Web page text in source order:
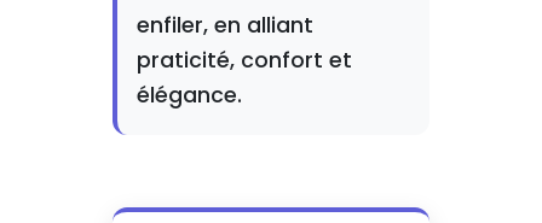
enfiler, en alliant
praticité, confort et
élégance.